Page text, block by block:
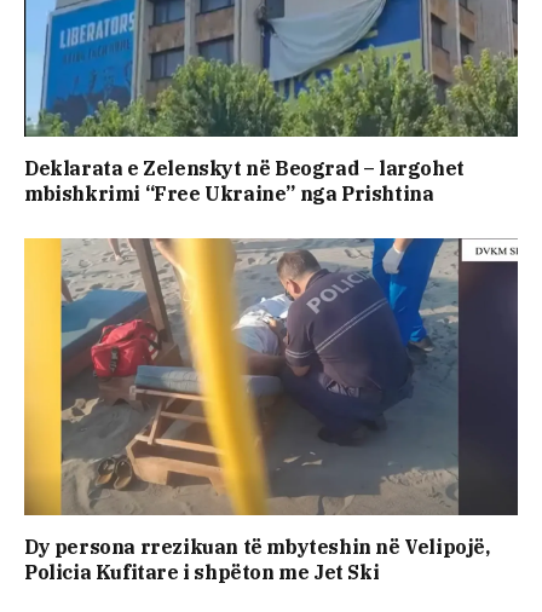
Deklarata e Zelenskyt në Beograd – largohet
mbishkrimi “Free Ukraine” nga Prishtina
Dy persona rrezikuan të mbyteshin në Velipojë,
Policia Kufitare i shpëton me Jet Ski